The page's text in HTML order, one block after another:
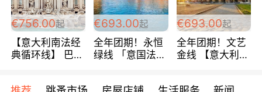
€756.00起
【意大利南法经
典循环线】 巴黎
€693.00起
全年团期！永恒
绿线 「意国法
€693.00起
全年团期！文艺
金线 【意大利一